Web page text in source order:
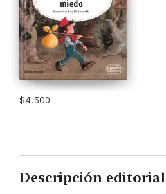
$4.500
Descripción editorial